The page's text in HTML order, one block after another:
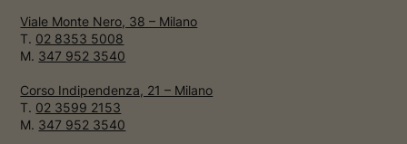
Viale Monte Nero, 38 – Milano
T. 02 8353 5008
M. 347 952 3540
Corso Indipendenza, 21 – Milano
T. 02 3599 2153
M. 347 952 3540